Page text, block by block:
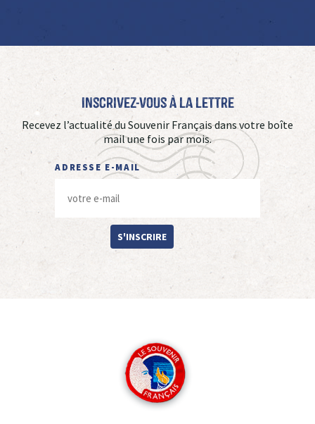
Inscrivez-vous à La Lettre
Recevez l’actualité du Souvenir Français dans votre boîte
mail une fois par mois.
ADRESSE E-MAIL
S'INSCRIRE